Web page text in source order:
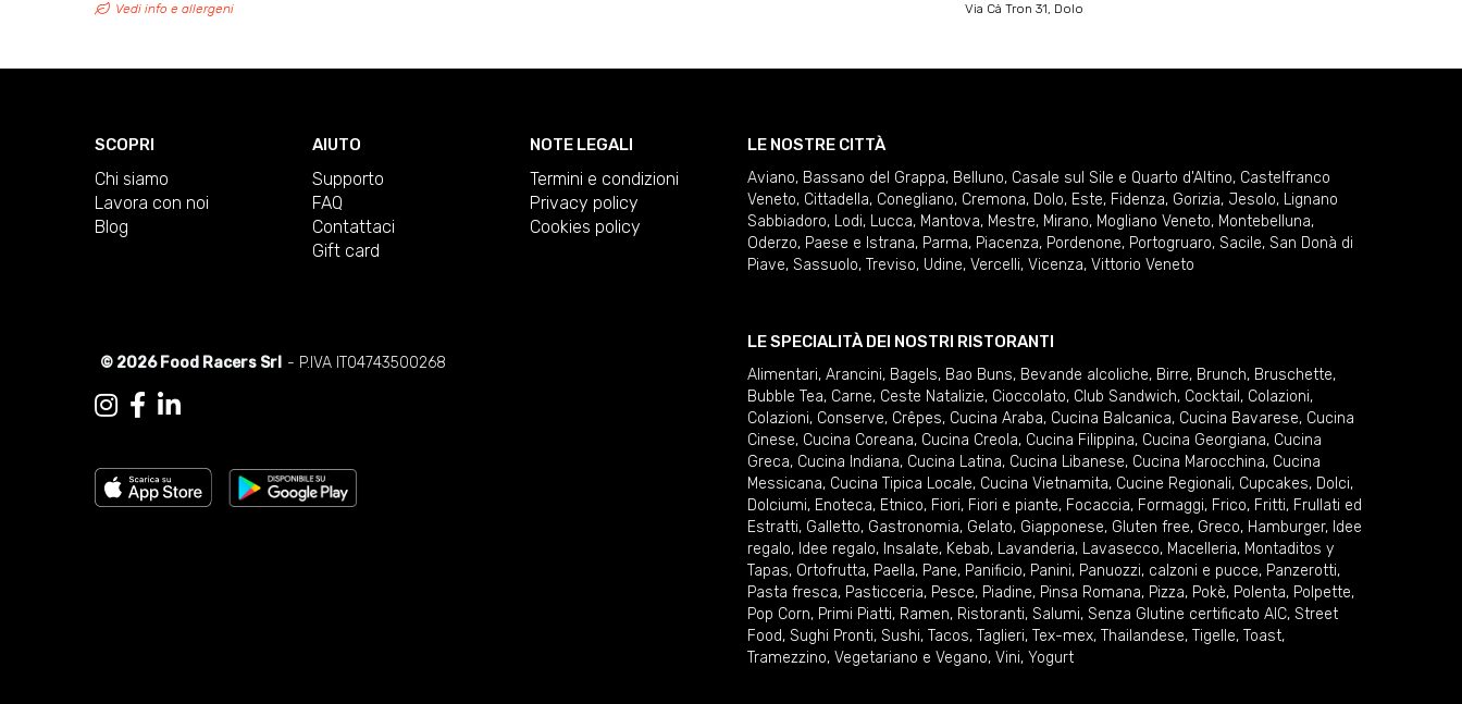
Vedi info e allergeni
Via Cà Tron 31, Dolo
SCOPRI
Chi siamo
Lavora con noi
Blog
AIUTO
Supporto
FAQ
Contattaci
Gift card
NOTE LEGALI
Termini e condizioni
Privacy policy
Cookies policy
© 2026 Food Racers Srl - P.IVA IT04743500268
LE NOSTRE CITTÀ
Aviano, Bassano del Grappa, Belluno, Casale sul Sile e Quarto d'Altino, Castelfranco
Veneto, Cittadella, Conegliano, Cremona, Dolo, Este, Fidenza, Gorizia, Jesolo, Lignano
Sabbiadoro, Lodi, Lucca, Mantova, Mestre, Mirano, Mogliano Veneto, Montebelluna,
Oderzo, Paese e Istrana, Parma, Piacenza, Pordenone, Portogruaro, Sacile, San Donà di
Piave, Sassuolo, Treviso, Udine, Vercelli, Vicenza, Vittorio Veneto
LE SPECIALITÀ DEI NOSTRI RISTORANTI
Alimentari, Arancini, Bagels, Bao Buns, Bevande alcoliche, Birre, Brunch, Bruschette,
Bubble Tea, Carne, Ceste Natalizie, Cioccolato, Club Sandwich, Cocktail , Colazioni,
Colazioni, Conserve, Crêpes, Cucina Araba, Cucina Balcanica, Cucina Bavarese, Cucina
Cinese, Cucina Coreana, Cucina Creola, Cucina Filippina, Cucina Georgiana, Cucina
Greca, Cucina Indiana, Cucina Latina, Cucina Libanese, Cucina Marocchina, Cucina
Messicana, Cucina Tipica Locale, Cucina Vietnamita, Cucine Regionali, Cupcakes, Dolci,
Dolciumi, Enoteca, Etnico, Fiori, Fiori e piante, Focaccia, Formaggi, Frico, Fritti, Frullati ed
Estratti, Galletto, Gastronomia, Gelato, Giapponese, Gluten free, Greco, Hamburger, Idee
regalo, Idee regalo, Insalate, Kebab, Lavanderia, Lavasecco, Macelleria, Montaditos y
Tapas, Ortofrutta, Paella, Pane, Panificio, Panini, Panuozzi, calzoni e pucce, Panzerotti,
Pasta fresca, Pasticceria, Pesce, Piadine, Pinsa Romana, Pizza, Pokè, Polenta, Polpette,
Pop Corn, Primi Piatti, Ramen, Ristoranti, Salumi, Senza Glutine certificato AIC, Street
Food, Sughi Pronti, Sushi, Tacos, Taglieri, Tex-mex, Thailandese, Tigelle, Toast,
Tramezzino, Vegetariano e Vegano, Vini, Yogurt